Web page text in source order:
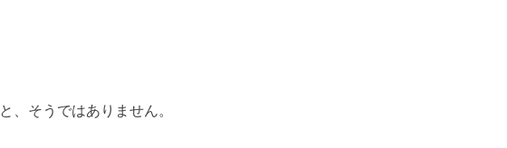
、そうではありません。